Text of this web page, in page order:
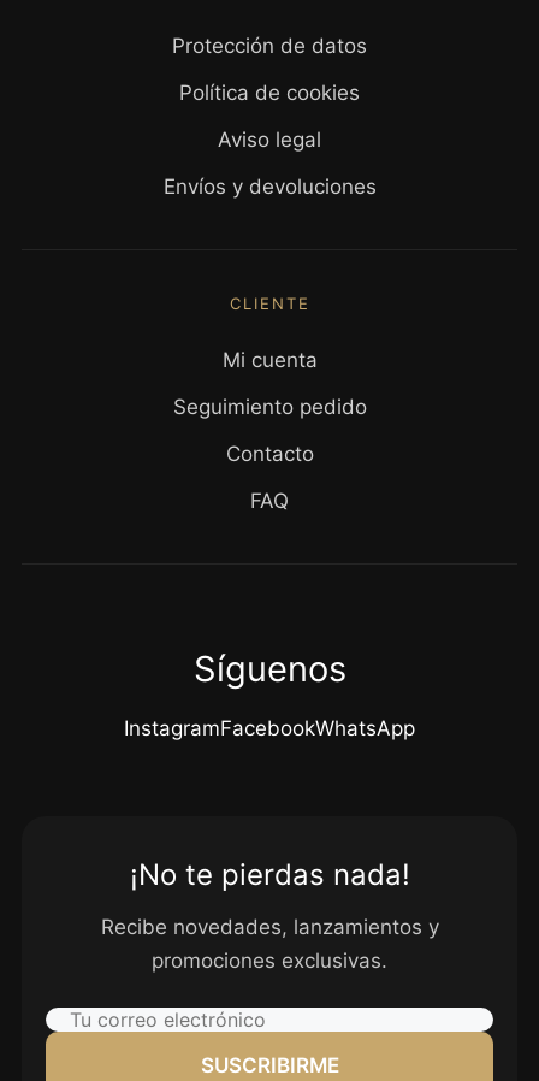
Protección de datos
Política de cookies
Aviso legal
Envíos y devoluciones
CLIENTE
Mi cuenta
Seguimiento pedido
Contacto
FAQ
Síguenos
InstagramFacebookWhatsApp
¡No te pierdas nada!
Recibe novedades, lanzamientos y
promociones exclusivas.
SUSCRIBIRME